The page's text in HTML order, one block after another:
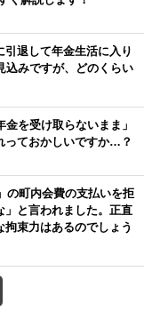
引退して年金生活に入り
込みですが、どのくらい
金を受け取らないまま」
っておかしいですか…？
の町内会費の支払いを拒
」と言われました。正直
束力はあるのでしょう